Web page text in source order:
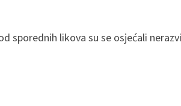
sporednih likova su se osjećali